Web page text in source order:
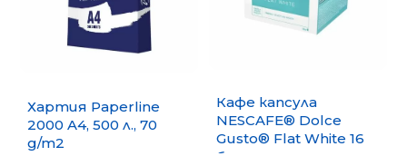
Хартия Paperline
2000 A4, 500 л., 70
g/m2
Кафе капсула
NESCAFE® Dolce
Gusto® Flat White 16
бр.